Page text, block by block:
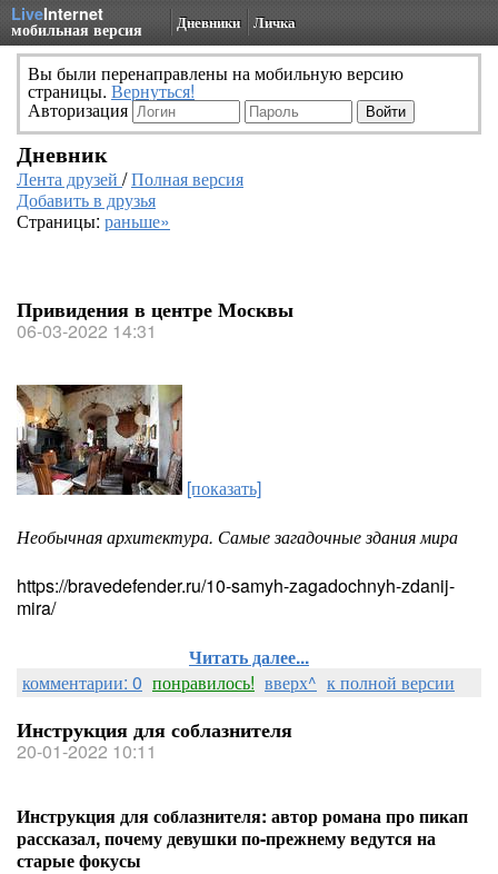
LiveInternet
мобильная версия Дневники Личка
Вы были перенаправлены на мобильную версию
страницы. Вернуться!
Авторизация
Дневник
Лента друзей /Полная версия
Добавить в друзья
Страницы: раньше»
Привидения в центре Москвы
06-03-2022 14:31
[показать]
Необычная архитектура. Самые загадочные здания мира
https://bravedefender.ru/10-samyh-zagadochnyh-zdanij-
mira/
Читать далее...
комментарии: 0 понравилось! вверх^ к полной версии
Инструкция для соблазнителя
20-01-2022 10:11
Инструкция для соблазнителя: автор романа про пикап
рассказал, почему девушки по-прежнему ведутся на
старые фокусы